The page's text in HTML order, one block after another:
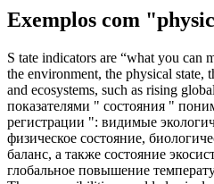
Exemplos com
S tate indicators are “what you can
the environment, the physical state,
and ecosystems, such as rising
показателями " состояния "
регистрации ": видимые
физическое состояние,
баланс, а также состояние
глобальное повышение